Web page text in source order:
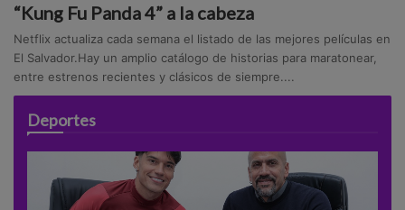
“Kung Fu Panda 4” a la cabeza
Netflix actualiza cada semana el listado de las mejores películas en
El Salvador.Hay un amplio catálogo de historias para maratonear,
entre estrenos recientes y clásicos de siempre....
Deportes